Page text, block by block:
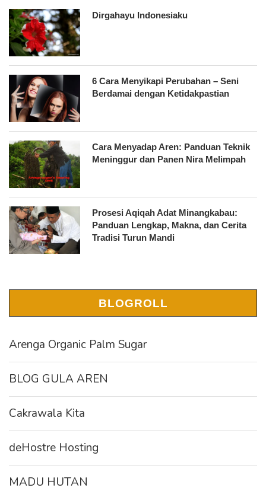
Dirgahayu Indonesiaku
6 Cara Menyikapi Perubahan – Seni
Berdamai dengan Ketidakpastian
Cara Menyadap Aren: Panduan Teknik
Meninggur dan Panen Nira Melimpah
Prosesi Aqiqah Adat Minangkabau:
Panduan Lengkap, Makna, dan Cerita
Tradisi Turun Mandi
BLOGROLL
Arenga Organic Palm Sugar
BLOG GULA AREN
Cakrawala Kita
deHostre Hosting
MADU HUTAN